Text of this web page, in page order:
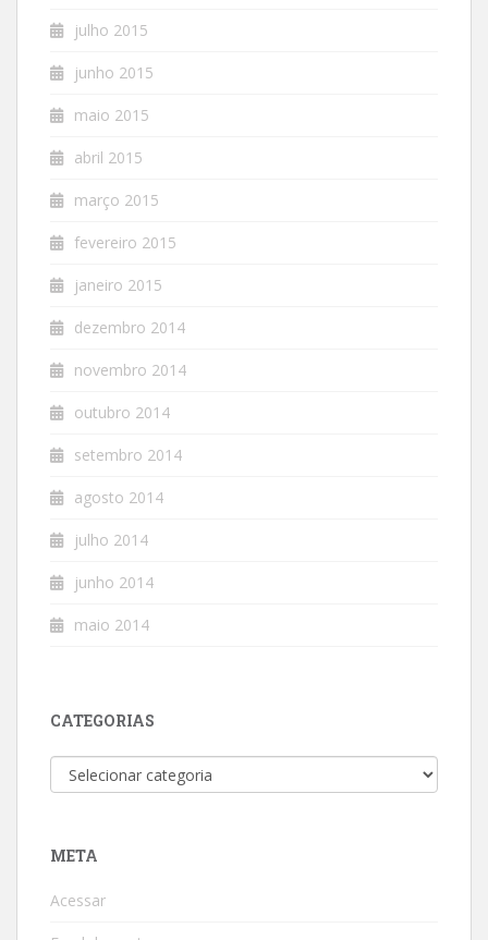
julho 2015
junho 2015
maio 2015
abril 2015
março 2015
fevereiro 2015
janeiro 2015
dezembro 2014
novembro 2014
outubro 2014
setembro 2014
agosto 2014
julho 2014
junho 2014
maio 2014
CATEGORIAS
Categorias
META
Acessar